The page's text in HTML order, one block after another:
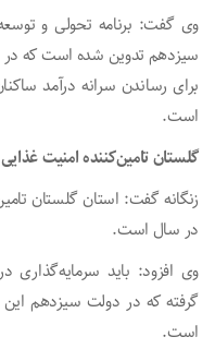
وی گفت: برنامه تحولی و
برای رساندن سرانه درآمد
است.
گلستان تامین‌کننده امنیت
در سال است.
وی افزود: باید
گرفته که در دولت سیزدهم
است.